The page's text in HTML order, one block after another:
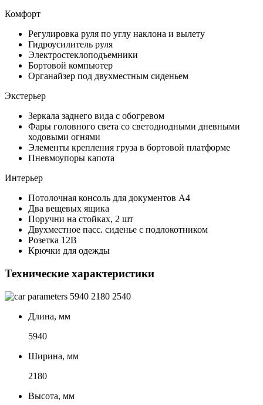
Комфорт
Регулировка руля по углу наклона и вылету
Гидроусилитель руля
Электростеклоподъемники
Бортовой компьютер
Органайзер под двухместным сиденьем
Экстерьер
Зеркала заднего вида с обогревом
Фары головного света со светодиодными дневными
ходовыми огнями
Элементы крепления груза в бортовой платформе
Пневмоупоры капота
Интерьер
Потолочная консоль для документов А4
Два вещевых ящика
Поручни на стойках, 2 шт
Двухместное пасс. сиденье с подлокотником
Розетка 12В
Крючки для одежды
Технические характеристики
5940 2180 2540
Длина, мм
5940
Ширина, мм
2180
Высота, мм